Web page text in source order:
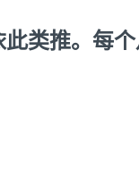
类推。每